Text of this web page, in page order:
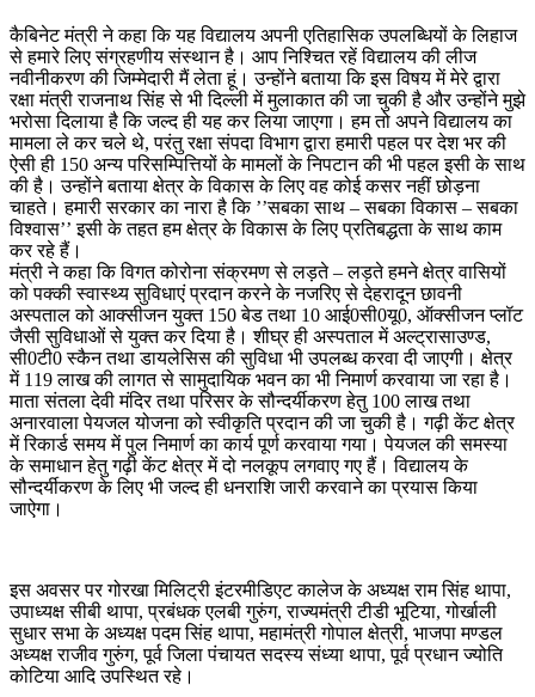
कैबिनेट मंत्री ने कहा कि यह विद्यालय अपनी एतिहासिक उपलब्धियों के लिहाज
से हमारे लिए संग्रहणीय संस्थान है। आप निश्चित रहें विद्यालय की लीज
नवीनीकरण की जिम्मेदारी मैं लेता हूं। उन्होंने बताया कि इस विषय में मेरे द्वारा
रक्षा मंत्री राजनाथ सिंह से भी दिल्ली में मुलाकात की जा चुकी है और उन्होंने मुझे
भरोसा दिलाया है कि जल्द ही यह कर लिया जाएगा। हम तो अपने विद्यालय का
मामला ले कर चले थे, परंतु रक्षा संपदा विभाग द्वारा हमारी पहल पर देश भर की
ऐसी ही 150 अन्य परिसम्पित्तियों के मामलों के निपटान की भी पहल इसी के साथ
की है। उन्होंने बताया क्षेत्र के विकास के लिए वह कोई कसर नहीं छोड़ना
चाहते। हमारी सरकार का नारा है कि ’’सबका साथ – सबका विकास – सबका
विश्वास’’ इसी के तहत हम क्षेत्र के विकास के लिए प्रतिबद्धता के साथ काम
कर रहे हैं।
मंत्री ने कहा कि विगत कोरोना संक्रमण से लड़ते – लड़ते हमने क्षेत्र वासियों
को पक्की स्वास्थ्य सुविधाएं प्रदान करने के नजरिए से देहरादून छावनी
अस्पताल को आक्सीजन युक्त 150 बेड तथा 10 आई0सी0यू0, ऑक्सीजन प्लॉट
जैसी सुविधाओं से युक्त कर दिया है। शीघ्र ही अस्पताल में अल्ट्रासाउण्ड,
सी0टी0 स्कैन तथा डायलेसिस की सुविधा भी उपलब्ध करवा दी जाएगी। क्षेत्र
में 119 लाख की लागत से सामुदायिक भवन का भी निमार्ण करवाया जा रहा है।
माता संतला देवी मंदिर तथा परिसर के सौन्दर्यीकरण हेतु 100 लाख तथा
अनारवाला पेयजल योजना को स्वीकृति प्रदान की जा चुकी है। गढ़ी केंट क्षेत्र
में रिकार्ड समय में पुल निमार्ण का कार्य पूर्ण करवाया गया। पेयजल की समस्या
के समाधान हेतु गढ़ी केंट क्षेत्र में दो नलकूप लगवाए गए हैं। विद्यालय के
सौन्दर्यीकरण के लिए भी जल्द ही धनराशि जारी करवाने का प्रयास किया
जाऐगा।
इस अवसर पर गोरखा मिलिट्री इंटरमीडिएट कालेज के अध्यक्ष राम सिंह थापा,
उपाध्यक्ष सीबी थापा, प्रबंधक एलबी गुरुंग, राज्यमंत्री टीडी भूटिया, गोर्खाली
सुधार सभा के अध्यक्ष पदम सिंह थापा, महामंत्री गोपाल क्षेत्री, भाजपा मण्डल
अध्यक्ष राजीव गुरुंग, पूर्व जिला पंचायत सदस्य संध्या थापा, पूर्व प्रधान ज्योति
कोटिया आदि उपस्थित रहे।